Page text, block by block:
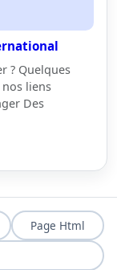
? Quelques
liens
Des
Page Html